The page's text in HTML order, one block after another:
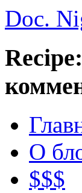
Doc.
О
$$$